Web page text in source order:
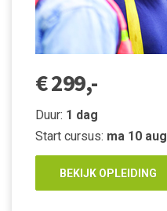
€ 299,-
Duur: 1 dag
Start cursus: ma 10 aug
BEKIJK OPLEIDING